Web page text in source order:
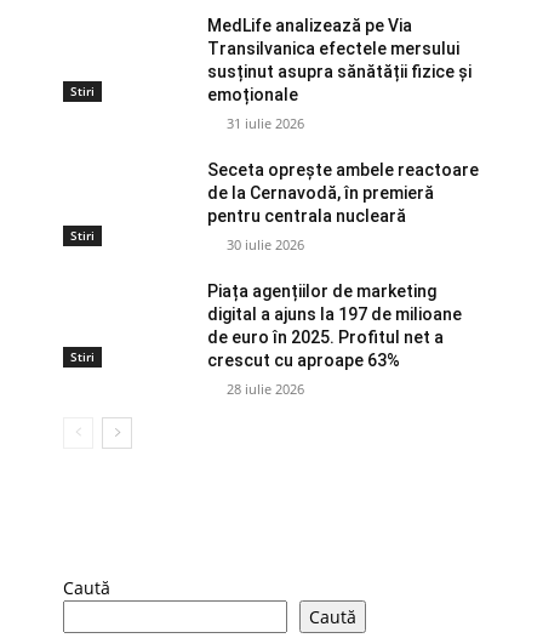
Stiri
MedLife analizează pe Via
Transilvanica efectele mersului
susținut asupra sănătății fizice și
emoționale
31 iulie 2026
Stiri
Seceta oprește ambele reactoare
de la Cernavodă, în premieră
pentru centrala nucleară
30 iulie 2026
Stiri
Piața agențiilor de marketing
digital a ajuns la 197 de milioane
de euro în 2025. Profitul net a
crescut cu aproape 63%
28 iulie 2026
Caută
Caută